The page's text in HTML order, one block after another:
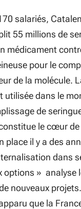
salariés,
55 millions de
médicament
pour le
de la molécule.
utilisée dans le
de
le cœur
place il y a des
dans
» analyse
nouveaux
que la